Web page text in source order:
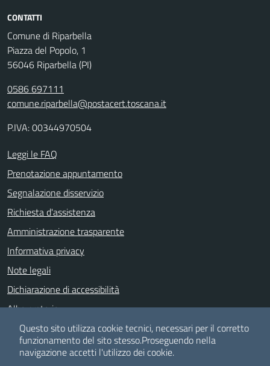
CONTATTI
Comune di Riparbella
Piazza del Popolo, 1
56046 Riparbella (PI)
0586 697111
comune.riparbella@postacert.toscana.it
P.IVA: 00344970504
Leggi le FAQ
Prenotazione appuntamento
Segnalazione disservizio
Richiesta d'assistenza
Amministrazione trasparente
Informativa privacy
Note legali
Dichiarazione di accessibilità
Albo pretorio
Piano di Miglioramento dei servizi
Questo sito utilizza cookie tecnici, necessari per il corretto
funzionamento del sito stesso.Proseguendo nella
navigazione accetti l'utilizzo dei cookie.